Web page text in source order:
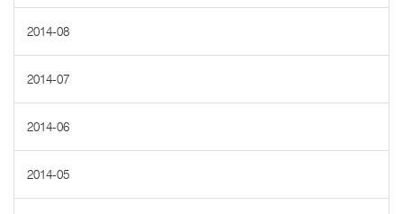
2014-08
2014-07
2014-06
2014-05